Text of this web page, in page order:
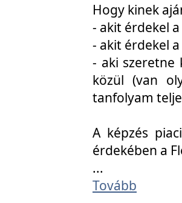
Hogy kinek
- akit érdekel
- akit érdekel
- aki szeretne
közül (van
tanfolyam
A képzés
érdekében a
...
Tovább